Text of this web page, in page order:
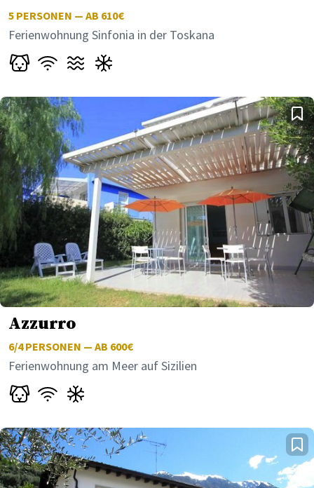
5 PERSONEN — AB 610€
Ferienwohnung Sinfonia in der Toskana
Azzurro
6/4PERSONEN — AB 600€
Ferienwohnung am Meer auf Sizilien